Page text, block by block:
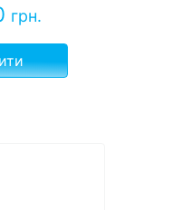
грн.